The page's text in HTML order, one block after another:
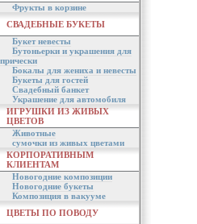
Фрукты в корзине
СВАДЕБНЫЕ БУКЕТЫ
Букет невесты
Бутоньерки и украшения для
прически
Бокалы для жениха и невесты
Букеты для гостей
Свадебный банкет
Украшение для автомобиля
ИГРУШКИ ИЗ ЖИВЫХ
ЦВЕТОВ
Животные
сумочки из живых цветами
КОРПОРАТИВНЫМ
КЛИЕНТАМ
Новогодние композиции
Новогодние букеты
Композиция в вакууме
ЦВЕТЫ ПО ПОВОДУ